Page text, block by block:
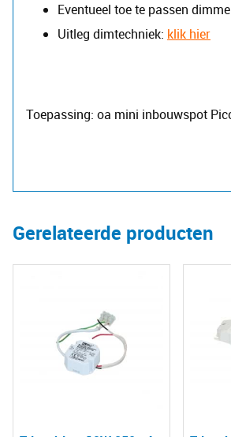
Eventueel toe te passen
Uitleg dimtechniek: klik hier
Toepassing: oa mini inbouwspot
Gerelateerde producten